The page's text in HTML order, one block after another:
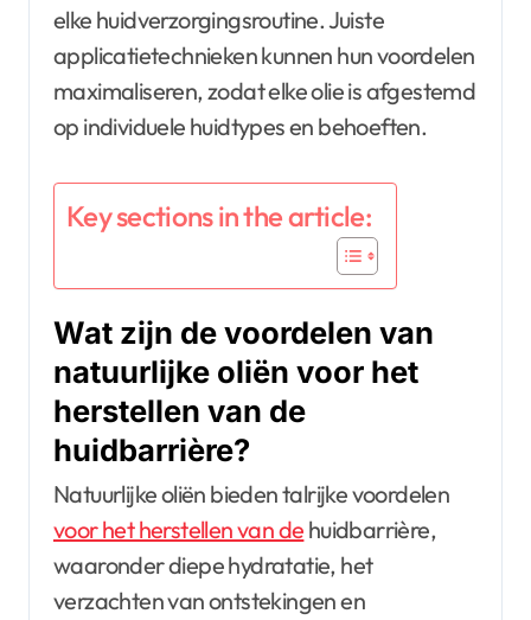
elke huidverzorgingsroutine. Juiste
applicatietechnieken kunnen hun voordelen
maximaliseren, zodat elke olie is afgestemd
op individuele huidtypes en behoeften.
Key sections in the article:
Wat zijn de voordelen van
natuurlijke oliën voor het
herstellen van de
huidbarrière?
Natuurlijke oliën bieden talrijke voordelen
voor het herstellen van de huidbarrière,
waaronder diepe hydratatie, het
verzachten van ontstekingen en